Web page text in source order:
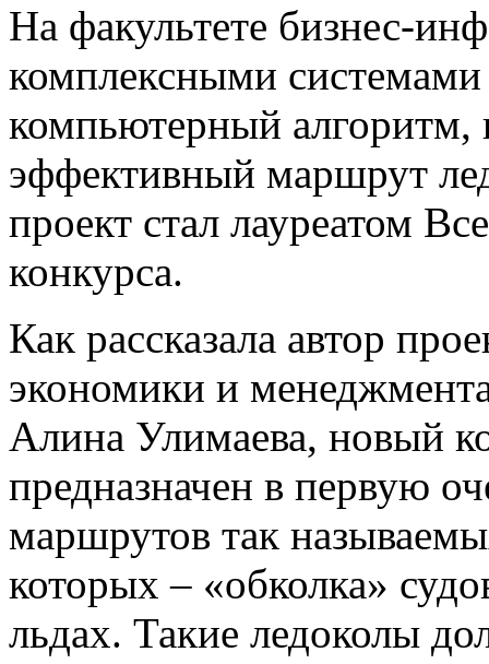
На факультете бизнес-
комплексными
компьютерный алгоритм,
эффективный маршрут
проект стал лауреатом
конкурса.
Как рассказала автор
экономики и
Алина Улимаева, новый
предназначен в первую
маршрутов так
которых – «обколка»
льдах. Такие ледоколы